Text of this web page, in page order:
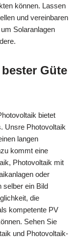
können. Lassen
und vereinbaren
Solaranlagen
Güte
bietet
Unsre Photovoltaik
langen
kommt eine
Photovoltaik mit
oder
selber ein Bild
die
kompetente PV
Sehen Sie
und Photovoltaik-